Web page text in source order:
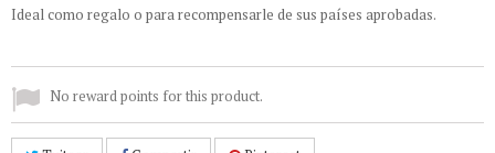
Ideal como regalo o para recompensarle de sus países aprobadas.
No reward points for this product.